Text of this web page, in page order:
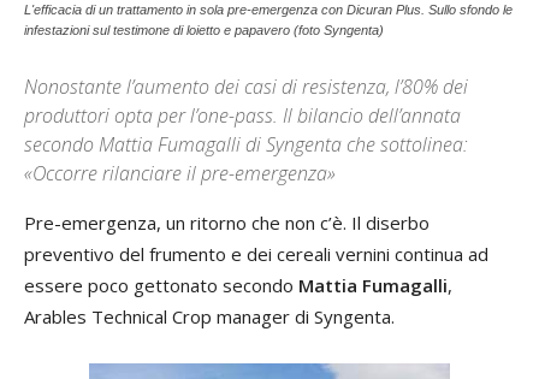
L'efficacia di un trattamento in sola pre-emergenza con Dicuran Plus. Sullo sfondo le
infestazioni sul testimone di loietto e papavero (foto Syngenta)
Nonostante l’aumento dei casi di resistenza, l’80% dei
produttori opta per l’one-pass. Il bilancio dell’annata
secondo Mattia Fumagalli di Syngenta che sottolinea:
«Occorre rilanciare il pre-emergenza»
Pre-emergenza, un ritorno che non c’è. Il diserbo
preventivo del frumento e dei cereali vernini continua ad
essere poco gettonato secondo Mattia Fumagalli,
Arables Technical Crop manager di Syngenta.